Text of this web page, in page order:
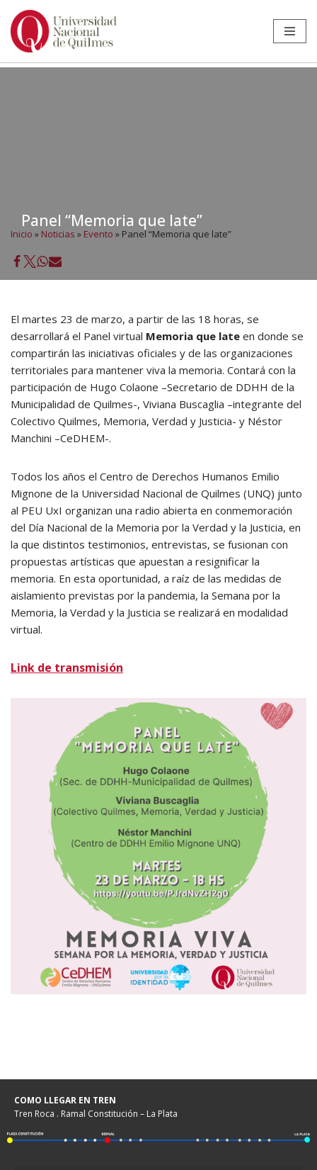
Ir
Panel “Memoria que late”
Inicio » Noticias » Evento » Panel “Memoria que late”
El martes 23 de marzo, a partir de las 18 horas, se
desarrollará el Panel virtual Memoria que late en donde se
compartirán las iniciativas oficiales y de las organizaciones
territoriales para mantener viva la memoria. Contará con la
participación de Hugo Colaone –Secretario de DDHH de la
Municipalidad de Quilmes-, Viviana Buscaglia –integrante del
Colectivo Quilmes, Memoria, Verdad y Justicia- y Néstor
Manchini –CeDHEM-.
Todos los años el Centro de Derechos Humanos Emilio
Mignone de la Universidad Nacional de Quilmes (UNQ) junto
al PEU UxI organizan una radio abierta en conmemoración
del Día Nacional de la Memoria por la Verdad y la Justicia, en
la que distintos testimonios, entrevistas, se fusionan con
propuestas artísticas que apuestan a resignificar la
memoria. En esta oportunidad, a raíz de las medidas de
aislamiento previstas por la pandemia, la Semana por la
Memoria, la Verdad y la Justicia se realizará en modalidad
virtual.
Link de transmisión
COMO LLEGAR EN TREN
Tren Roca . Ramal Constitución – La Plata